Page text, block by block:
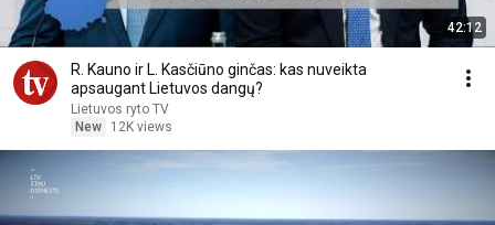
42:12
R. Kauno ir L. Kasčiūno ginčas: kas nuveikta
apsaugant Lietuvos dangų?
Lietuvos ryto TV
New
12K views